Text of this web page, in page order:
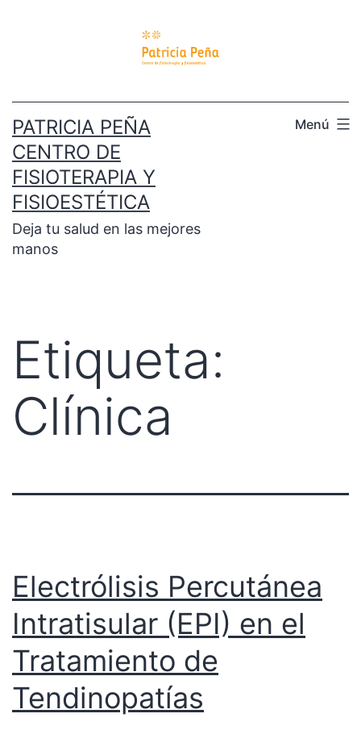
PATRICIA PEÑA
CENTRO DE
FISIOTERAPIA Y
FISIOESTÉTICA
Deja tu salud en las mejores
manos
Menú
Etiqueta:
Clínica
Electrólisis Percutánea
Intratisular (EPI) en el
Tratamiento de
Tendinopatías